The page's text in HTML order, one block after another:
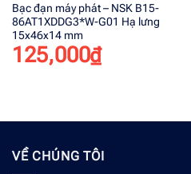
Bạc đạn máy phát – NSK B15-
86AT1XDDG3*W-G01 Hạ lưng
15x46x14 mm
125,000₫
VỀ CHÚNG TÔI